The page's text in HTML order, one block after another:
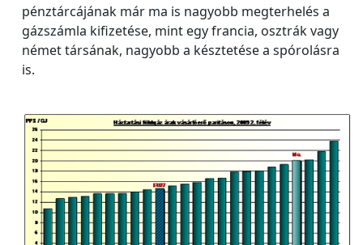
pénztárcájának már ma is nagyobb megterhelés a
gázszámla kifizetése, mint egy francia, osztrák vagy
német társának, nagyobb a késztetése a spórolásra
is.